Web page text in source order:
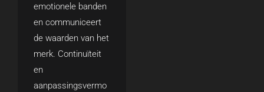
emotionele banden
en communiceert
de waarden van het
merk. Continuïteit
en
aanpassingsvermo